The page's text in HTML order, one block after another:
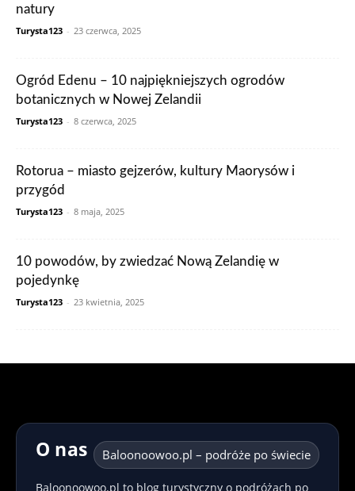
natury
Turysta123 - 23 czerwca, 2025
Ogród Edenu – 10 najpiękniejszych ogrodów
botanicznych w Nowej Zelandii
Turysta123 - 8 czerwca, 2025
Rotorua – miasto gejzerów, kultury Maorysów i
przygód
Turysta123 - 8 maja, 2025
10 powodów, by zwiedzać Nową Zelandię w
pojedynkę
Turysta123 - 23 kwietnia, 2025
O nas Baloonoowoo.pl – podróże po świecie
Baloonoowoo.pl to blog turystyczny o podróżach po